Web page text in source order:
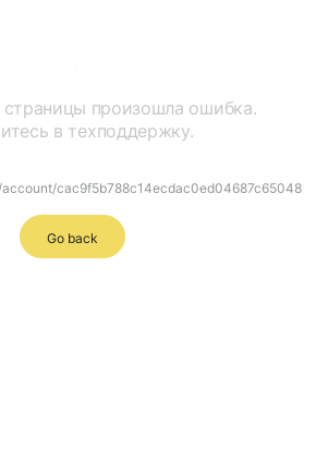
страницы произошла ошибка.
в техподдержку.
cac9f5b788c14ecdac0ed04687c65048
Go back